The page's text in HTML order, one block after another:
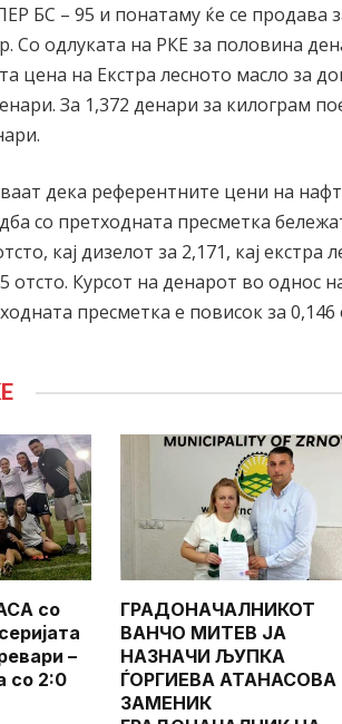
БС – 95 и понатаму ќе се продава
Со одлуката на РКЕ за половина
цена на Екстра лесното масло за
За 1,372 денари за килограм
дека референтните цени на
со претходната пресметка
кај дизелот за 2,171, кај екстра
отсто. Курсот на денарот во однос
пресметка е повисок за 0,146
со
–
со 2:0
ГРАДОНАЧАЛНИКОТ
ВАНЧО МИТЕВ ЈА
НАЗНАЧИ ЉУПКА
ЃОРГИЕВА АТАНАСОВА
ЗАМЕНИК